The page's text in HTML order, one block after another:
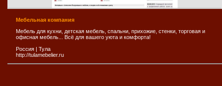
Мебельная компания
Мебель для кухни, детская мебель, спальни, прихожие, стенки, торговая и
офисная мебель... Всё для вашего уюта и комфорта!
Россия | Тула
http://tulamebelier.ru